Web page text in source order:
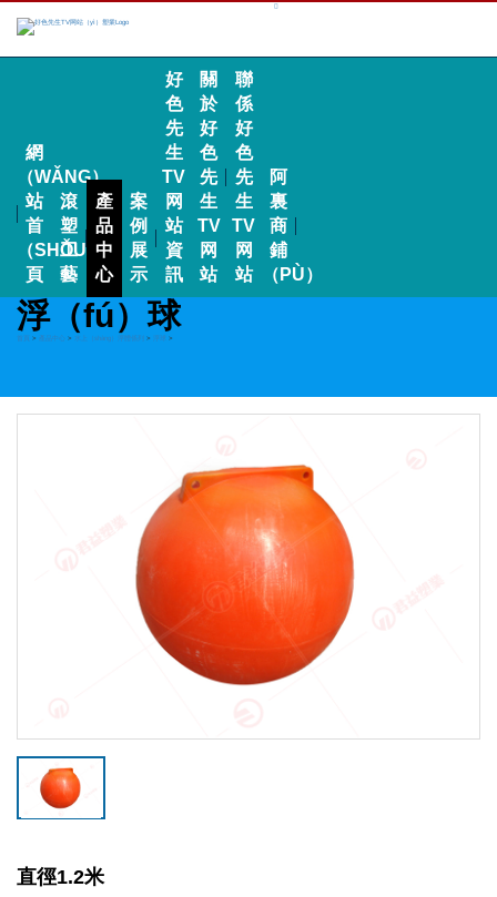
網
（WǍNG）
站
首
（SHǑU）
頁
滾
塑
工
藝
產
品
中
心
案
例
展
示
好
色
先
生
TV
网
站
資
訊
關
於
好
色
先
生
TV
网
站
聯
係
好
色
先
生
TV
网
站
阿
裏
商
鋪
（PÙ）
浮（fú）球
首頁 > 產品中心 > 水上（shàng）浮體係列 > >
直徑1.2米